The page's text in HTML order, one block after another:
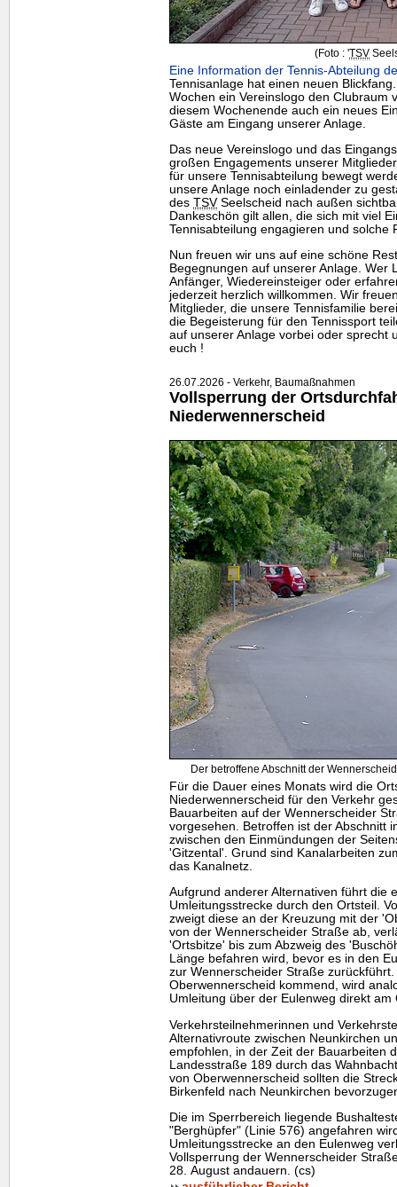
(Foto : 'TSV
Eine Information der Tennis-Abteilung
Tennisanlage hat einen neuen
Wochen ein Vereinslogo den Clubraum
diesem Wochenende auch ein neues
Gäste am Eingang unserer Anlage.
Das neue Vereinslogo und das
großen Engagements unserer
für unsere Tennisabteilung bewegt
unsere Anlage noch einladender zu
des TSVSeelscheid nach außen
Dankeschön gilt allen, die sich mit viel
Tennisabteilung engagieren und solche
Nun freuen wir uns auf eine schöne
Begegnungen auf unserer Anlage. Wer
Anfänger, Wiedereinsteiger oder
jederzeit herzlich willkommen. Wir
Mitglieder, die unsere Tennisfamilie
die Begeisterung für den Tennissport
auf unserer Anlage vorbei oder sprecht
euch !
26.07.2026 - Verkehr, Baumaßnahmen
Vollsperrung der
Niederwennerscheid
Der betroffene Abschnitt der
Für die Dauer eines Monats wird die
Niederwennerscheid für den Verkehr
Bauarbeiten auf der Wennerscheider
vorgesehen. Betroffen ist der Abschnitt
zwischen den Einmündungen der
'Gitzental'. Grund sind Kanalarbeiten
das Kanalnetz.
Aufgrund anderer Alternativen führt die
Umleitungsstrecke durch den Ortsteil.
zweigt diese an der Kreuzung mit der
von der Wennerscheider Straße ab,
'Ortsbitze' bis zum Abzweig des
Länge befahren wird, bevor es in den
zur Wennerscheider Straße
Oberwennerscheid kommend, wird
Umleitung über der Eulenweg direkt
Verkehrsteilnehmerinnen und
Alternativroute zwischen Neunkirchen
empfohlen, in der Zeit der Bauarbeiten
Landesstraße 189 durch das
von Oberwennerscheid sollten die
Birkenfeld nach Neunkirchen
Die im Sperrbereich liegende
"Berghüpfer" (Linie 576) angefahren
Umleitungsstrecke an den Eulenweg
Vollsperrung der Wennerscheider
28. August andauern. (cs)